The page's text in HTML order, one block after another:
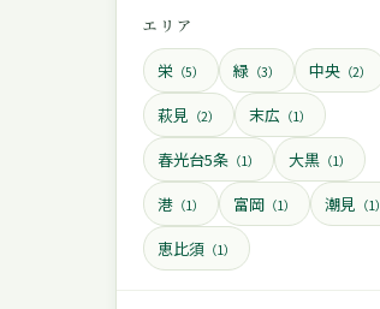
エリア
栄 （5） 緑 （3） 中央 （2）
萩見 （2） 末広 （1）
春光台5条 （1） 大黒 （1）
港 （1） 富岡 （1） 潮見 （1）
恵比須 （1）